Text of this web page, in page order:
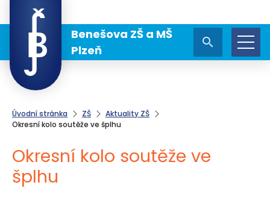
Benešova ZŠ a MŠ
Plzeň
Úvodní stránka ZŠ
Aktuality ZŠ
Okresní kolo soutěže ve šplhu
Okresní kolo soutěže ve
šplhu